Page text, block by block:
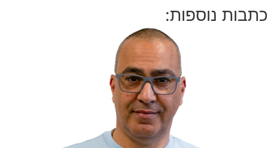
כתבות נוספות: